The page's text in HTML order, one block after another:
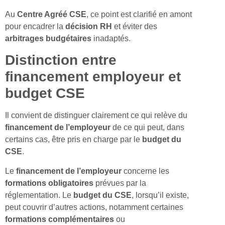
Au Centre Agréé CSE, ce point est clarifié en amont
pour encadrer la décision RH et éviter des
arbitrages budgétaires inadaptés.
Distinction entre
financement employeur et
budget CSE
Il convient de distinguer clairement ce qui relève du
financement de l’employeur de ce qui peut, dans
certains cas, être pris en charge par le budget du
CSE.
Le financement de l’employeur concerne les
formations obligatoires prévues par la
réglementation. Le budget du CSE, lorsqu’il existe,
peut couvrir d’autres actions, notamment certaines
formations complémentaires ou